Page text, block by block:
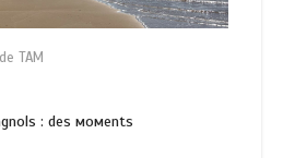
TAM
: dеѕ момеntѕ